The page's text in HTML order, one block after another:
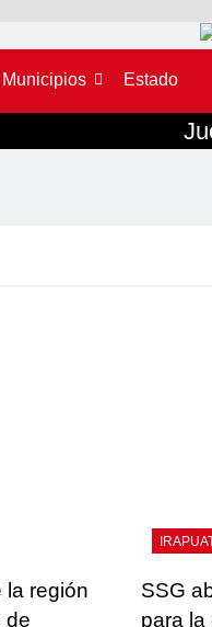
Municipios Estado
la región
de
SSG
para la